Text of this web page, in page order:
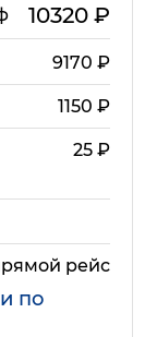
10320₽
9170 ₽
1150 ₽
25₽
рейс
по